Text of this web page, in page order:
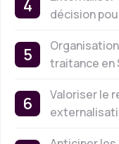
décision
traitance en
Valoriser le